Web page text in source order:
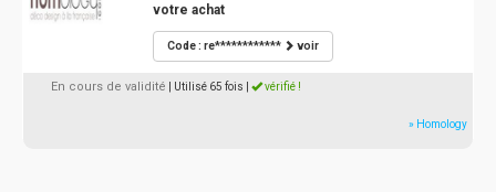
votre achat
Code : re************ voir
En cours de validité | Utilisé 65 fois vérifié !
» Homology